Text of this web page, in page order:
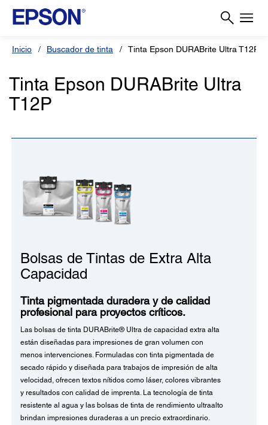
Inicio Buscador de tinta Tinta Epson DURABrite Ultra T12P
Tinta Epson DURABrite Ultra
T12P
Bolsas de Tintas de Extra Alta
Capacidad
Tinta pigmentada duradera y de calidad
profesional para proyectos críticos.
Las bolsas de tinta DURABrite® Ultra de capacidad extra alta
están diseñadas para impresiones de gran volumen con
menos intervenciones. Formuladas con tinta pigmentada de
secado rápido y diseñada para trabajos de impresión de alta
velocidad, ofrecen textos nítidos como láser, colores vibrantes
y resultados con calidad de imprenta. La tecnología de tinta
resistente al agua y las bolsas de tinta de rendimiento ultraalto
brindan impresiones duraderas a un precio extraordinario.